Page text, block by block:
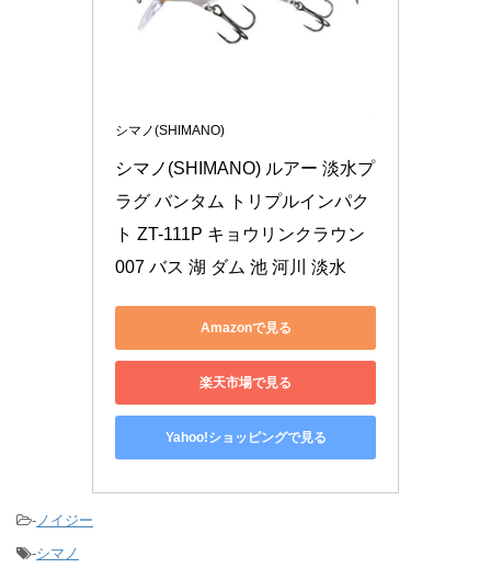
シマノ(SHIMANO)
シマノ(SHIMANO) ルアー 淡水プ
ラグ バンタム トリプルインパク
ト ZT-111P キョウリンクラウン
007 バス 湖 ダム 池 河川 淡水
Amazonで見る
楽天市場で見る
Yahoo!ショッピングで見る
-ノイジー
-シマノ